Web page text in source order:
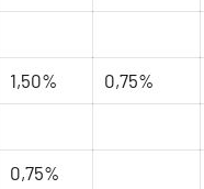
1,50% 0,75%
0,75%